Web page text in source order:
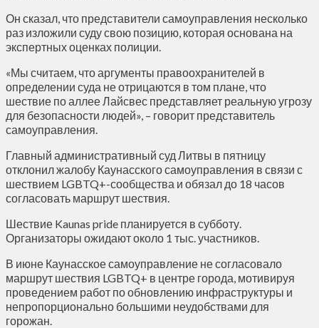
Он сказал, что представители самоуправления несколько
раз изложили суду свою позицию, которая основана на
экспертных оценках полиции.
«Мы считаем, что аргументы правоохранителей в
определении суда не отрицаются в том плане, что
шествие по аллее Лайсвес представляет реальную угрозу
для безопасности людей», – говорит представитель
самоуправления.
Главный административный суд Литвы в пятницу
отклонил жалобу Каунасского самоуправления в связи с
шествием LGBTQ+-сообщества и обязал до 18 часов
согласовать маршрут шествия.
Шествие Kaunas pride планируется в субботу.
Организаторы ожидают около 1 тыс. участников.
В июне Каунасское самоуправление не согласовало
маршрут шествия LGBTQ+ в центре города, мотивируя
проведением работ по обновлению инфраструктуры и
непропорционально большими неудобствами для
горожан.